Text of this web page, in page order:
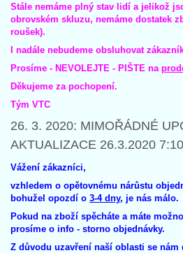
Stále nemáme plný stav lidí a jelikož
obrovském skluzu, nemáme dostatek
roušek).
I nadále nebudeme obsluhovat
Prosíme - NEVOLEJTE - PIŠTE na
Děkujeme za pochopení.
Tým VTC
26. 3. 2020: MIMOŘÁDNÉ
AKTUALIZACE 26.3.2020 7:10
Vážení zákazníci,
vzhledem o opětovnému nárůstu
bohužel opozdí o 3-4 dny, je nás málo.
Pokud na zboží spěcháte a máte
prosíme o info - storno objednávky.
Z důvodu uzavření naší oblasti se